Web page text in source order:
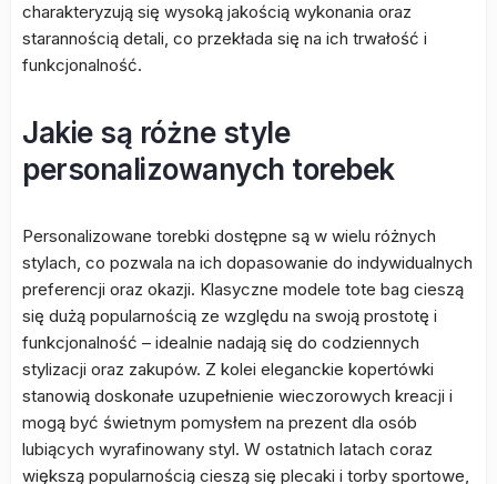
charakteryzują się wysoką jakością wykonania oraz
starannością detali, co przekłada się na ich trwałość i
funkcjonalność.
Jakie są różne style
personalizowanych torebek
Personalizowane torebki dostępne są w wielu różnych
stylach, co pozwala na ich dopasowanie do indywidualnych
preferencji oraz okazji. Klasyczne modele tote bag cieszą
się dużą popularnością ze względu na swoją prostotę i
funkcjonalność – idealnie nadają się do codziennych
stylizacji oraz zakupów. Z kolei eleganckie kopertówki
stanowią doskonałe uzupełnienie wieczorowych kreacji i
mogą być świetnym pomysłem na prezent dla osób
lubiących wyrafinowany styl. W ostatnich latach coraz
większą popularnością cieszą się plecaki i torby sportowe,